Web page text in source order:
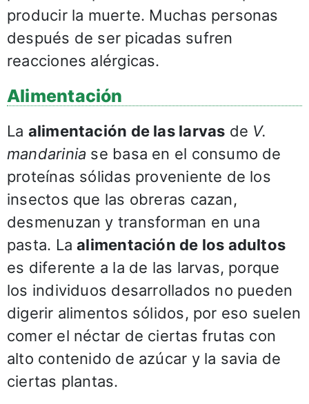
producir la muerte. Muchas personas
después de ser picadas sufren
reacciones alérgicas.
Alimentación
La alimentación de las larvas de V.
mandarinia se basa en el consumo de
proteínas sólidas proveniente de los
insectos que las obreras cazan,
desmenuzan y transforman en una
pasta. Laalimentación de los adultos
es diferente a la de las larvas, porque
los individuos desarrollados no pueden
digerir alimentos sólidos, por eso suelen
comer el néctar de ciertas frutas con
alto contenido de azúcar y la savia de
ciertas plantas.